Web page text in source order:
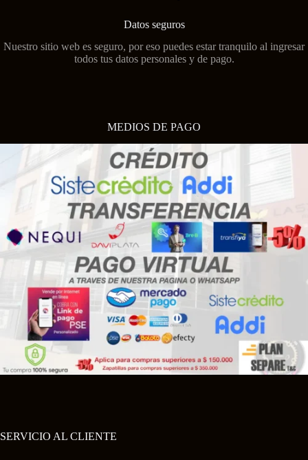
Datos seguros
Nuestro sitio web es seguro, por eso puedes estar tranquilo al ingresar
todos tus datos personales y de pago.
MEDIOS DE PAGO
SERVICIO AL CLIENTE